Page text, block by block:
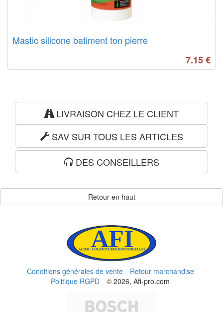
Mastic silicone batiment ton pierre
7.15€
LIVRAISON CHEZ LE CLIENT
SAV SUR TOUS LES ARTICLES
DES CONSEILLERS
Retour en haut
Conditions générales de vente
Retour marchandise
Politique RGPD
© 2026, Afi-pro.com